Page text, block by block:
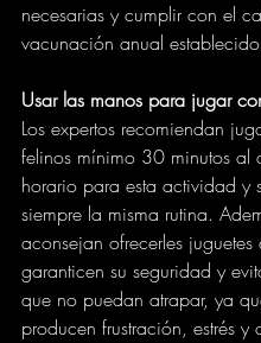
necesarias y cumplir con el
vacunación anual
Usar las manos para jugar
Los expertos recomiendan
felinos mínimo 30 minutos al
horario para esta actividad y
siempre la misma rutina.
aconsejan ofrecerles juguetes
garanticen su seguridad y
que no puedan atrapar, ya
producen frustración, estrés y